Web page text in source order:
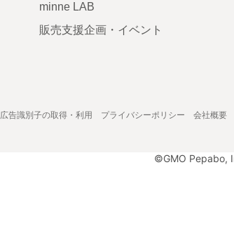
minne LAB
販売支援企画・イベント
広告識別子の取得・利用 プライバシーポリシー 会社概要
©GMO Pepabo,